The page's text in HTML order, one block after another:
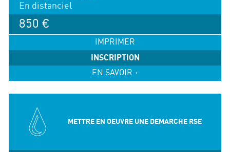
En distanciel
850 €
IMPRIMER
INSCRIPTION
EN SAVOIR +
METTRE EN OEUVRE UNE DEMARCHE RSE